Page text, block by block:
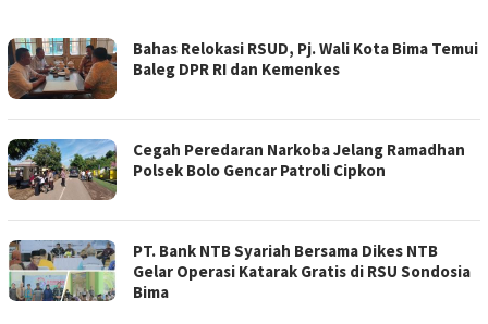
LENSA
POS
NTB
Bahas Relokasi RSUD, Pj. Wali Kota Bima Temui
Baleg DPR RI dan Kemenkes
Cegah Peredaran Narkoba Jelang Ramadhan
Polsek Bolo Gencar Patroli Cipkon
PT. Bank NTB Syariah Bersama Dikes NTB
Gelar Operasi Katarak Gratis di RSU Sondosia
Bima